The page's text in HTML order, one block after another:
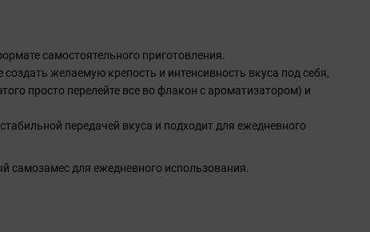
самостоятельного приготовления.
желаемую крепость и интенсивность вкуса под себя,
просто перелейте все во флакон с ароматизатором) и
передачей вкуса и подходит для ежедневного
самозамес для ежедневного использования.